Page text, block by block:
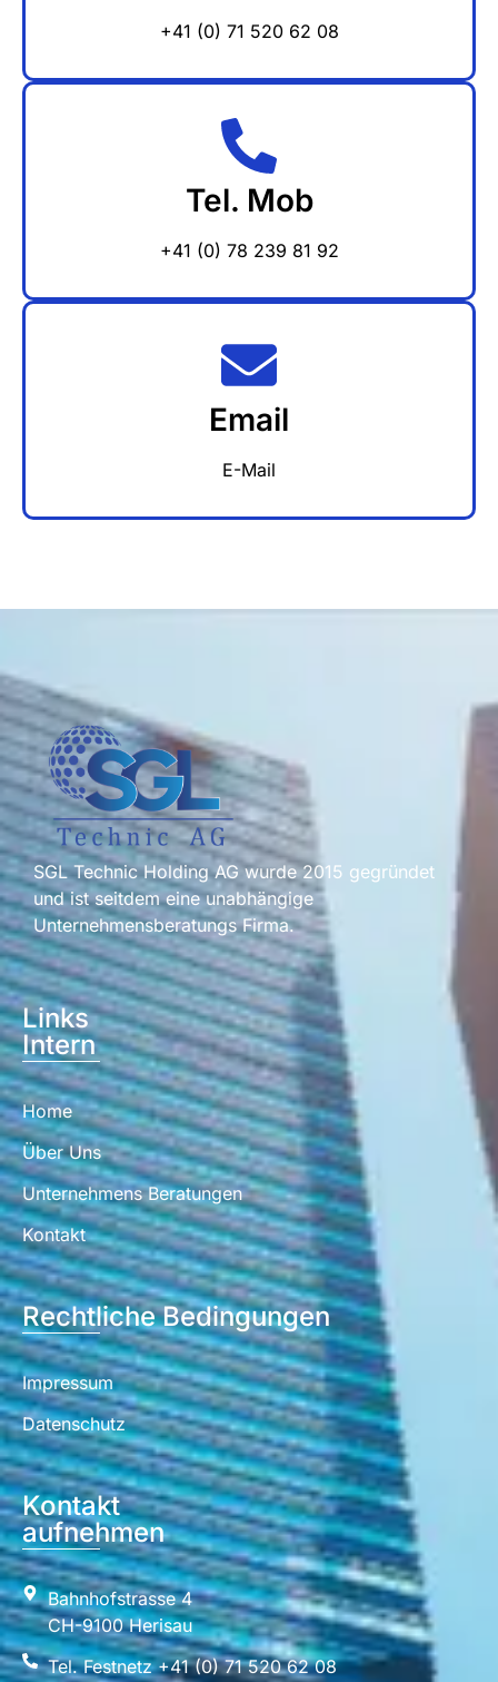
+41 (0) 71 520 62 08
Tel. Mob
+41 (0) 78 239 81 92
Email
E-Mail
SGL Technic Holding AG wurde 2015 gegründet
und ist seitdem eine unabhängige
Unternehmensberatungs Firma.
Links
Intern
Home
Über Uns
Unternehmens Beratungen
Kontakt
Rechtliche Bedingungen
Impressum
Datenschutz
Kontakt
aufnehmen
Bahnhofstrasse 4
CH-9100 Herisau
Tel. Festnetz +41 (0) 71 520 62 08